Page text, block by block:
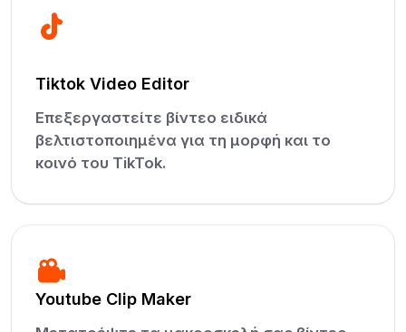
Tiktok Video Editor
Επεξεργαστείτε βίντεο ειδικά
βελτιστοποιημένα για τη μορφή και το
κοινό του TikTok.
Youtube Clip Maker